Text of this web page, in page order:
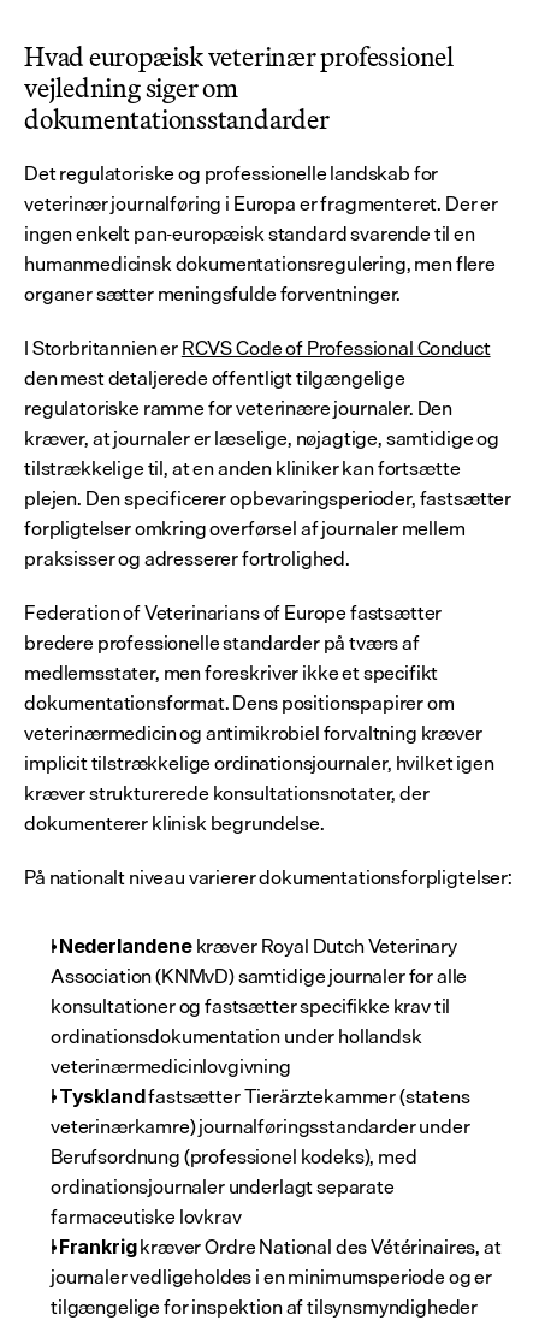
Hvad europæisk veterinær professionel
vejledning siger om
dokumentationsstandarder
Det regulatoriske og professionelle landskab for
veterinær journalføring i Europa er fragmenteret. Der er
ingen enkelt pan-europæisk standard svarende til en
humanmedicinsk dokumentationsregulering, men flere
organer sætter meningsfulde forventninger.
I Storbritannien er RCVS Code of Professional Conduct
den mest detaljerede offentligt tilgængelige
regulatoriske ramme for veterinære journaler. Den
kræver, at journaler er læselige, nøjagtige, samtidige og
tilstrækkelige til, at en anden kliniker kan fortsætte
plejen. Den specificerer opbevaringsperioder, fastsætter
forpligtelser omkring overførsel af journaler mellem
praksisser og adresserer fortrolighed.
Federation of Veterinarians of Europe fastsætter
bredere professionelle standarder på tværs af
medlemsstater, men foreskriver ikke et specifikt
dokumentationsformat. Dens positionspapirer om
veterinærmedicin og antimikrobiel forvaltning kræver
implicit tilstrækkelige ordinationsjournaler, hvilket igen
kræver strukturerede konsultationsnotater, der
dokumenterer klinisk begrundelse.
På nationalt niveau varierer dokumentationsforpligtelser:
I Nederlandene kræver Royal Dutch Veterinary
Association (KNMvD) samtidige journaler for alle
konsultationer og fastsætter specifikke krav til
ordinationsdokumentation under hollandsk
veterinærmedicinlovgivning
I Tyskland fastsætter Tierärztekammer (statens
veterinærkamre) journalføringsstandarder under
Berufsordnung (professionel kodeks), med
ordinationsjournaler underlagt separate
farmaceutiske lovkrav
I Frankrig kræver Ordre National des Vétérinaires, at
journaler vedligeholdes i en minimumsperiode og er
tilgængelige for inspektion af tilsynsmyndigheder